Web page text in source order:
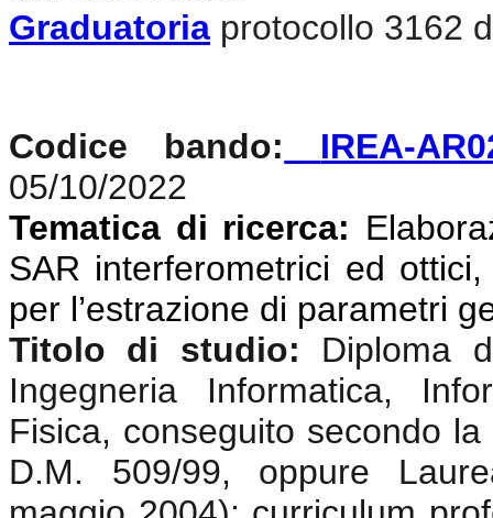
Graduatoria protocollo 3162
Codice bando:
IREA-
05/10/2022
Tematica di ricerca:
SAR interferometrici ed
per l’estrazione di parametri
Titolo di studio:
Diploma
Ingegneria Informatica,
Fisica, conseguito secondo
D.M. 509/99, oppure